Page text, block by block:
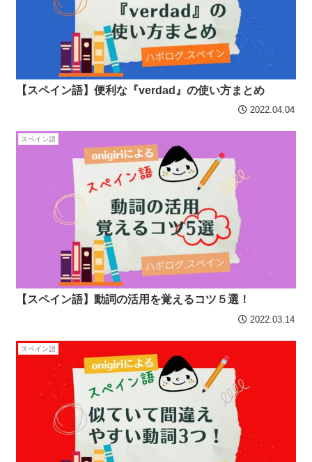
【スペイン語】便利な『verdad』の使い方まとめ
2022.04.04
スペイン語
【スペイン語】動詞の活用を覚えるコツ５選！
2022.03.14
スペイン語